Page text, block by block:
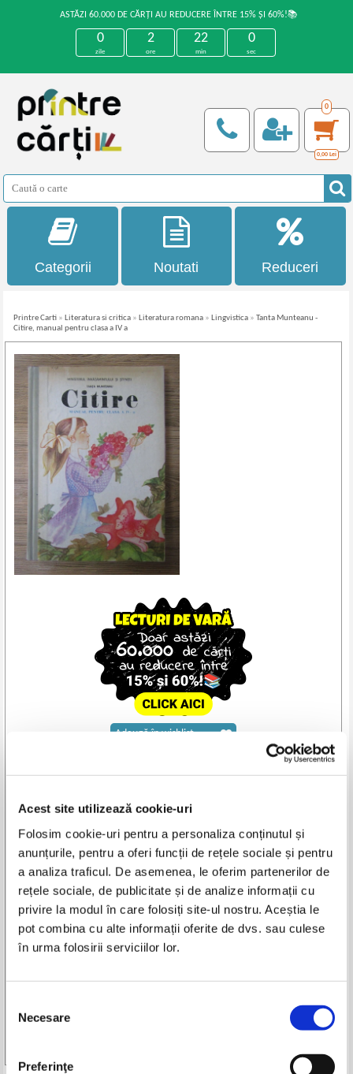
Acest site utilizează cookie-uri
Folosim cookie-uri pentru a personaliza conținutul și
anunțurile, pentru a oferi funcții de rețele sociale și pentru
a analiza traficul. De asemenea, le oferim partenerilor de
rețele sociale, de publicitate și de analize informații cu
privire la modul în care folosiți site-ul nostru. Aceștia le
pot combina cu alte informații oferite de dvs. sau culese
în urma folosirii serviciilor lor.
consimțământului
Necesare
Preferinţe
ASTĂZI 60.000 DE CĂRȚI AU REDUCERE ÎNTRE 15% ȘI 60%!📚
0
zile
2
ore
22
min
0
sec
0
0,00 Lei
Categorii Noutati Reduceri
Printre Carti » Literatura si critica » Literatura romana » Lingvistica »Tanta Munteanu -
Citire, manual pentru clasa a IV a
Titlu: Citire, manual pentru clasa a IV a
Editura:Didactica si Pedagogica
An de aparitie: 1991
Nr. pagini: 132
Stare: buna
Adaugă în wishlist